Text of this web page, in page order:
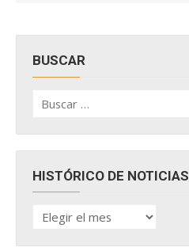
BUSCAR
por:
HISTÓRICO DE NOTICIAS
HISTÓRICO
DE